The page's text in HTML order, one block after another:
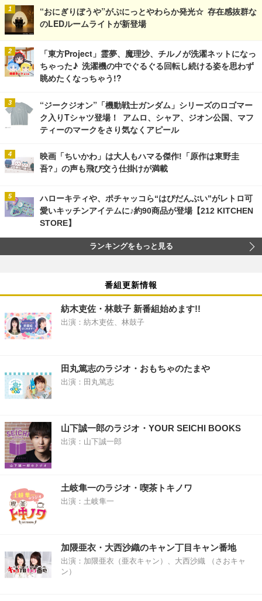
“おにぎりぼうや”がぷにっとやわらか発光☆ 存在感抜群な
のLEDルームライトが新登場
「東方Project」霊夢、魔理沙、チルノが洗濯ネットになっ
ちゃった♪ 洗濯機の中でぐるぐる回転し続ける姿を思わず
眺めたくなっちゃう!?
“ジークジオン”「機動戦士ガンダム」シリーズのロゴマー
ク入りTシャツ登場！ アムロ、シャア、ジオン公国、マフ
ティーのマークをさり気なくアピール
映画「ちいかわ」は大人もハマる傑作!「原作は東野圭
吾?」の声も飛び交う仕掛けが満載
ハローキティや、ポチャッコら“はぴだんぶい”がレトロ可
愛いキッチンアイテムに♪約90商品が登場【212 KITCHEN
STORE】
ランキングをもっと見る
番組更新情報
紡木吏佐・林鼓子 新番組始めます!!
出演：紡木吏佐、林鼓子
田丸篤志のラジオ・おもちゃのたまや
出演：田丸篤志
山下誠一郎のラジオ・YOUR SEICHI BOOKS
出演：山下誠一郎
土岐隼一のラジオ・喫茶トキノワ
出演：土岐隼一
加隈亜衣・大西沙織のキャン丁目キャン番地
出演：加隈亜衣（亜衣キャン）、大西沙織 （さおキャ
ン）